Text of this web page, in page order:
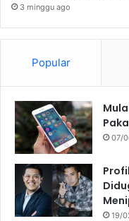
3 minggu ago
Popular
07/
19/